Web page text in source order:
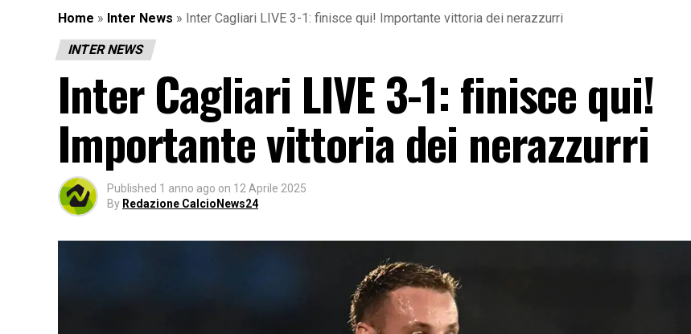
Home » Inter News » Inter Cagliari LIVE 3-1: finisce qui! Importante vittoria dei nerazzurri
INTER NEWS
Inter Cagliari LIVE 3-1: finisce qui!
Importante vittoria dei nerazzurri
Published 1 anno ago on 12 Aprile 2025
By Redazione CalcioNews24